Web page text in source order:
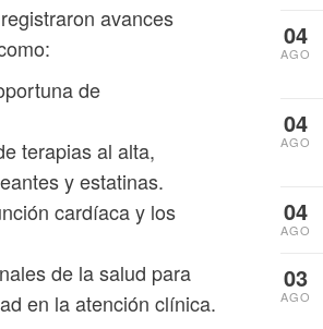
avances
de
terapias al alta,
y estatinas.
cardíaca y los
de la salud para
en la atención clínica.
04
AGO
04
AGO
04
AGO
03
AGO